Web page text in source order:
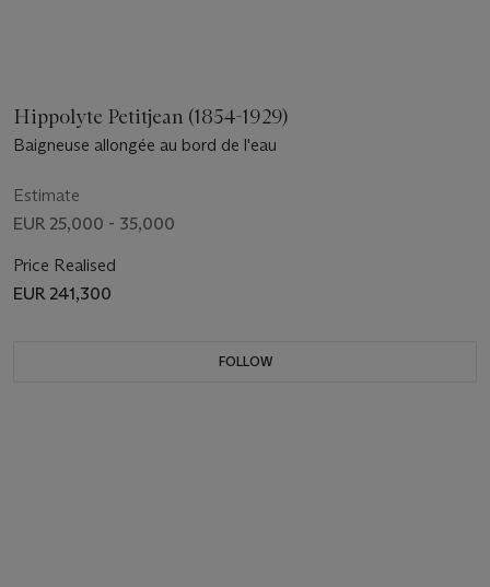
Hippolyte Petitjean (1854-1929)
Baigneuse allongée au bord de l'eau
Estimate
EUR 25,000 - 35,000
Price Realised
EUR 241,300
FOLLOW